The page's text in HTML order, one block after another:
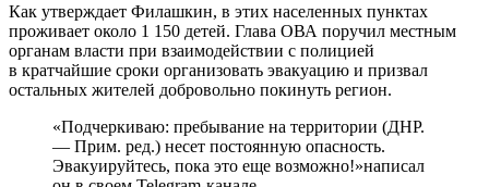
Как утверждает Филашкин, в этих населенных пунктах
проживает около 1 150 детей. Глава ОВА поручил местным
органам власти при взаимодействии с полицией
в кратчайшие сроки организовать эвакуацию и призвал
остальных жителей добровольно покинуть регион.
«Подчеркиваю: пребывание на территории (ДНР.
— Прим. ред.) несет постоянную опасность.
Эвакуируйтесь, пока это еще возможно!»написал